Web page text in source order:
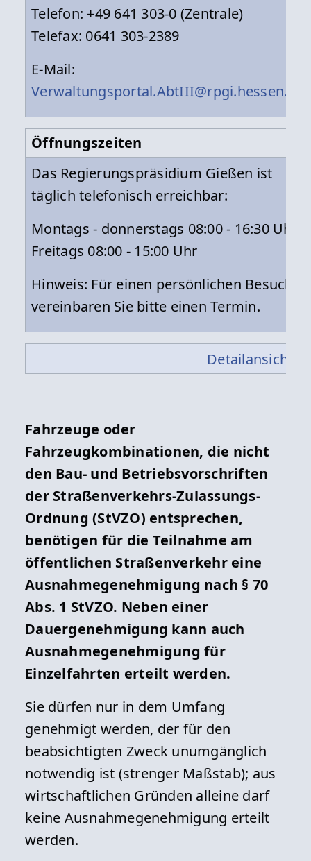
Telefon: +49 641 303-0 (Zentrale)
Telefax: 0641 303-2389
E-Mail:
Verwaltungsportal.AbtIII@rpgi.hessen.de
Öffnungszeiten
Das Regierungspräsidium Gießen ist
täglich telefonisch erreichbar:
Montags - donnerstags 08:00 - 16:30 Uhr
Freitags 08:00 - 15:00 Uhr
Hinweis: Für einen persönlichen Besuch
vereinbaren Sie bitte einen Termin.
Detailansicht »
Fahrzeuge oder
Fahrzeugkombinationen, die nicht
den Bau- und Betriebsvorschriften
der Straßenverkehrs-Zulassungs-
Ordnung (StVZO) entsprechen,
benötigen für die Teilnahme am
öffentlichen Straßenverkehr eine
Ausnahmegenehmigung nach § 70
Abs. 1 StVZO. Neben einer
Dauergenehmigung kann auch
Ausnahmegenehmigung für
Einzelfahrten erteilt werden.
Sie dürfen nur in dem Umfang
genehmigt werden, der für den
beabsichtigten Zweck unumgänglich
notwendig ist (strenger Maßstab); aus
wirtschaftlichen Gründen alleine darf
keine Ausnahmegenehmigung erteilt
werden.